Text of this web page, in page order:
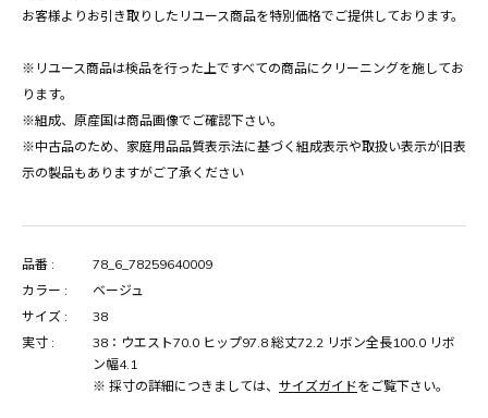
お客様よりお引き取りしたリユース商品を特別価格でご提供しております。
※リユース商品は検品を行った上ですべての商品にクリーニングを施してお
ります。
※組成、原産国は商品画像でご確認下さい。
※中古品のため、家庭用品品質表示法に基づく組成表示や取扱い表示が旧表
示の製品もありますがご了承ください
品番 :
78_6_78259640009
カラー :
ベージュ
サイズ :
38
実寸 :
38：ウエスト70.0 ヒップ97.8 総丈72.2 リボン全長100.0 リボ
ン幅4.1
※ 採寸の詳細につきましては、 サイズガイドをご覧下さい。